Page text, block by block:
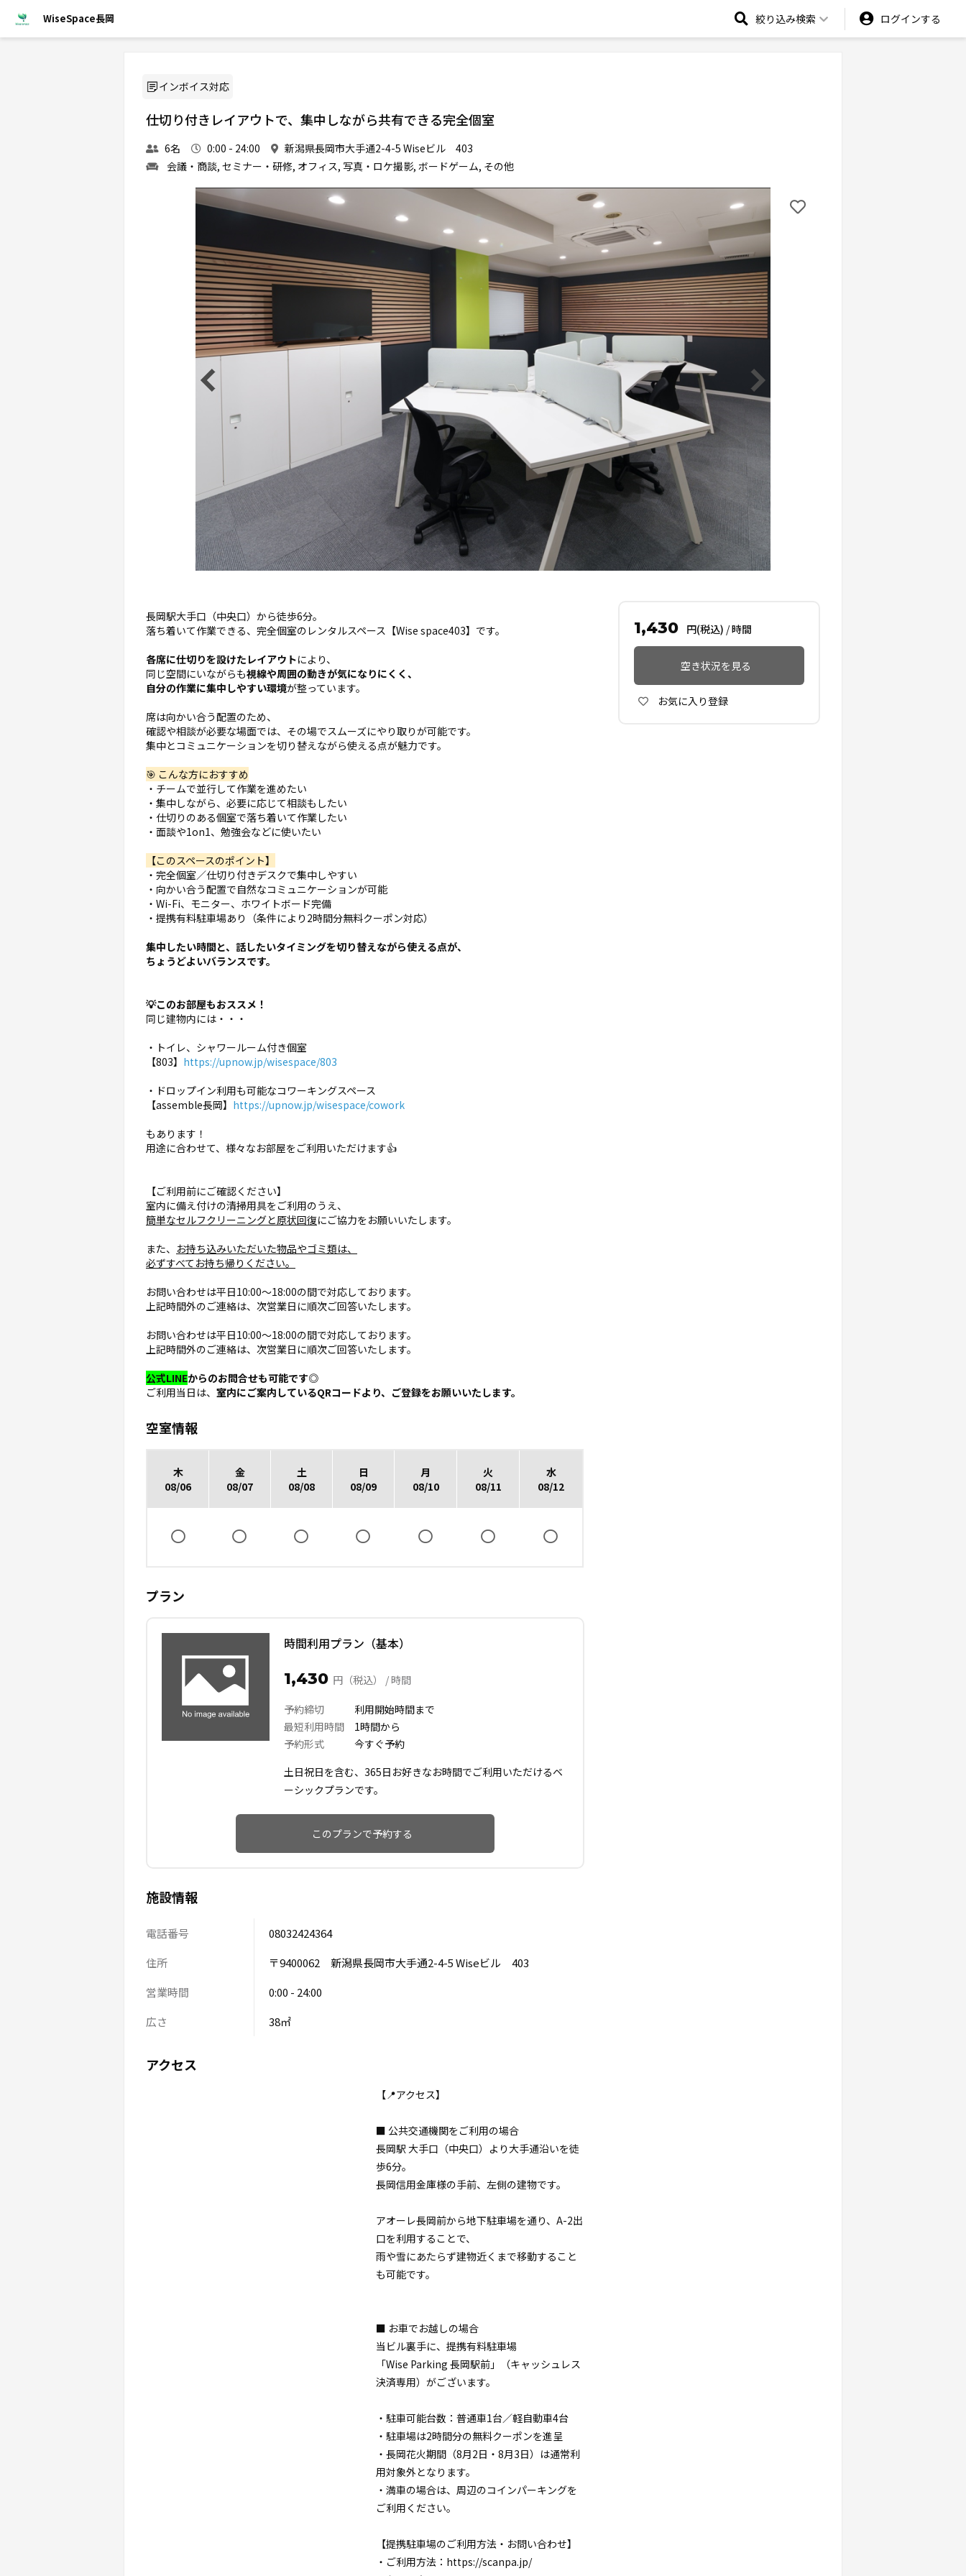
WiseSpace長岡 絞り込み検索 ログインする
インボイス対応
仕切り付きレイアウトで、集中しながら共有できる完全個室
6名 0:00 - 24:00
新潟県長岡市大手通2-4-5 Wiseビル 403
会議・商談, セミナー・研修, オフィス, 写真・ロケ撮影, ボードゲーム, その他
長岡駅大手口（中央口）から徒歩6分。
落ち着いて作業できる、完全個室のレンタルスペース【Wise space403】です。
各席に仕切りを設けたレイアウトにより、
同じ空間にいながらも視線や周囲の動きが気になりにくく、
自分の作業に集中しやすい環境が整っています。
席は向かい合う配置のため、
確認や相談が必要な場面では、その場でスムーズにやり取りが可能です。
集中とコミュニケーションを切り替えながら使える点が魅力です。
🎯 こんな方におすすめ
・チームで並行して作業を進めたい
・集中しながら、必要に応じて相談もしたい
・仕切りのある個室で落ち着いて作業したい
・面談や1on1、勉強会などに使いたい
【このスペースのポイント】
・完全個室／仕切り付きデスクで集中しやすい
・向かい合う配置で自然なコミュニケーションが可能
・Wi-Fi、モニター、ホワイトボード完備
・提携有料駐車場あり（条件により2時間分無料クーポン対応）
集中したい時間と、話したいタイミングを切り替えながら使える点が、
ちょうどよいバランスです。
💡このお部屋もおススメ！
同じ建物内には・・・
・トイレ、シャワールーム付き個室
【803】 https://upnow.jp/wisespace/803
・ドロップイン利用も可能なコワーキングスペース
【assemble長岡】 https://upnow.jp/wisespace/cowork
もあります！
用途に合わせて、様々なお部屋をご利用いただけます👍
【ご利用前にご確認ください】
室内に備え付けの清掃用具をご利用のうえ、
簡単なセルフクリーニングと原状回復にご協力をお願いいたします。
また、 お持ち込みいただいた物品やゴミ類は、
必ずすべてお持ち帰りください。
お問い合わせは平日10:00〜18:00の間で対応しております。
上記時間外のご連絡は、次営業日に順次ご回答いたします。
お問い合わせは平日10:00〜18:00の間で対応しております。
上記時間外のご連絡は、次営業日に順次ご回答いたします。
公式LINEからのお問合せも可能です◎
ご利用当日は、 室内にご案内しているQRコードより、ご登録をお願いいたします。
空室情報
木
08/06
金
08/07
土
08/08
日
08/09
月
08/10
火
08/11
水
08/12
プラン
時間利用プラン（基本）
1,430 円（税込） / 時間
予約締切 利用開始時間まで
最短利用時間 1時間から
予約形式 今すぐ予約
土日祝日を含む、365日お好きなお時間でご利用いただけるベ
ーシックプランです。
このプランで予約する
施設情報
電話番号
08032424364
住所
〒9400062 新潟県長岡市大手通2-4-5 Wiseビル 403
営業時間
0:00 - 24:00
広さ
38㎡
アクセス
【📍アクセス】
■ 公共交通機関をご利用の場合
長岡駅 大手口（中央口）より大手通沿いを徒
歩6分。
長岡信用金庫様の手前、左側の建物です。
アオーレ長岡前から地下駐車場を通り、A-2出
口を利用することで、
雨や雪にあたらず建物近くまで移動すること
も可能です。
■ お車でお越しの場合
当ビル裏手に、提携有料駐車場
「Wise Parking 長岡駅前」（キャッシュレス
決済専用）がございます。
・駐車可能台数：普通車1台／軽自動車4台
・駐車場は2時間分の無料クーポンを進呈
・長岡花火期間（8月2日・8月3日）は通常利
用対象外となります。
・満車の場合は、周辺のコインパーキングを
ご利用ください。
【提携駐車場のご利用方法・お問い合わせ】
・ご利用方法：https://scanpa.jp/
1,430 円(税込) /時間
空き状況を見る
お気に入り登録